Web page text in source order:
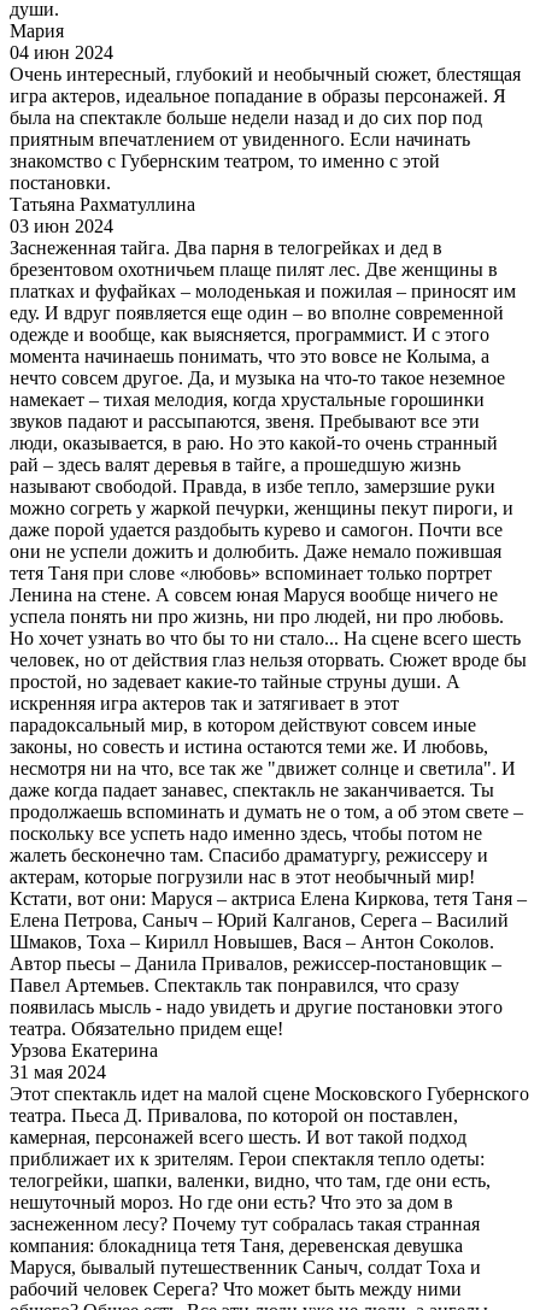
души.
Мария
04 июн 2024
Очень интересный, глубокий и необычный сюжет, блестящая
игра актеров, идеальное попадание в образы персонажей. Я
была на спектакле больше недели назад и до сих пор под
приятным впечатлением от увиденного. Если начинать
знакомство с Губернским театром, то именно с этой
постановки.
Татьяна Рахматуллина
03 июн 2024
Заснеженная тайга. Два парня в телогрейках и дед в
брезентовом охотничьем плаще пилят лес. Две женщины в
платках и фуфайках – молоденькая и пожилая – приносят им
еду. И вдруг появляется еще один – во вполне современной
одежде и вообще, как выясняется, программист. И с этого
момента начинаешь понимать, что это вовсе не Колыма, а
нечто совсем другое. Да, и музыка на что-то такое неземное
намекает – тихая мелодия, когда хрустальные горошинки
звуков падают и рассыпаются, звеня. Пребывают все эти
люди, оказывается, в раю. Но это какой-то очень странный
рай – здесь валят деревья в тайге, а прошедшую жизнь
называют свободой. Правда, в избе тепло, замерзшие руки
можно согреть у жаркой печурки, женщины пекут пироги, и
даже порой удается раздобыть курево и самогон. Почти все
они не успели дожить и долюбить. Даже немало пожившая
тетя Таня при слове «любовь» вспоминает только портрет
Ленина на стене. А совсем юная Маруся вообще ничего не
успела понять ни про жизнь, ни про людей, ни про любовь.
Но хочет узнать во что бы то ни стало... На сцене всего шесть
человек, но от действия глаз нельзя оторвать. Сюжет вроде бы
простой, но задевает какие-то тайные струны души. А
искренняя игра актеров так и затягивает в этот
парадоксальный мир, в котором действуют совсем иные
законы, но совесть и истина остаются теми же. И любовь,
несмотря ни на что, все так же "движет солнце и светила". И
даже когда падает занавес, спектакль не заканчивается. Ты
продолжаешь вспоминать и думать не о том, а об этом свете –
поскольку все успеть надо именно здесь, чтобы потом не
жалеть бесконечно там. Спасибо драматургу, режиссеру и
актерам, которые погрузили нас в этот необычный мир!
Кстати, вот они: Маруся – актриса Елена Киркова, тетя Таня –
Елена Петрова, Саныч – Юрий Калганов, Серега – Василий
Шмаков, Тоха – Кирилл Новышев, Вася – Антон Соколов.
Автор пьесы – Данила Привалов, режиссер-постановщик –
Павел Артемьев. Спектакль так понравился, что сразу
появилась мысль - надо увидеть и другие постановки этого
театра. Обязательно придем еще!
Урзова Екатерина
31 мая 2024
Этот спектакль идет на малой сцене Московского Губернского
театра. Пьеса Д. Привалова, по которой он поставлен,
камерная, персонажей всего шесть. И вот такой подход
приближает их к зрителям. Герои спектакля тепло одеты:
телогрейки, шапки, валенки, видно, что там, где они есть,
нешуточный мороз. Но где они есть? Что это за дом в
заснеженном лесу? Почему тут собралась такая странная
компания: блокадница тетя Таня, деревенская девушка
Маруся, бывалый путешественник Саныч, солдат Тоха и
рабочий человек Серега? Что может быть между ними